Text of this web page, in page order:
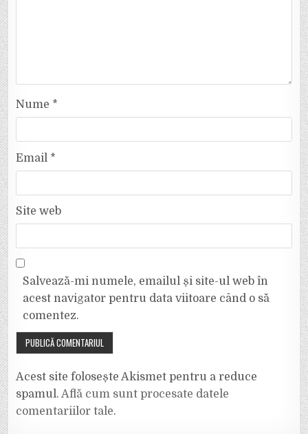
Nume *
Email *
Site web
Salvează-mi numele, emailul și site-ul web în
acest navigator pentru data viitoare când o să
comentez.
Acest site folosește Akismet pentru a reduce
spamul.Află cum sunt procesate datele
comentariilor tale.